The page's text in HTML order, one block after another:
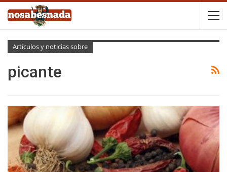
Artículos y noticias sobre
picante